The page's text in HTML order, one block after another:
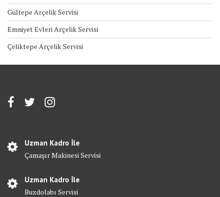
Gültepe Arçelik Servisi
Emniyet Evleri Arçelik Servisi
Çeliktepe Arçelik Servisi
Uzman Kadro İle
Çamaşır Makinesi Servisi
Uzman Kadro İle
Buzdolabı Servisi